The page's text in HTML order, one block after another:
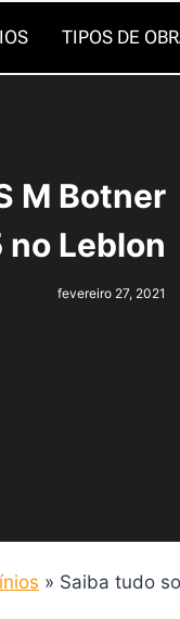
TIPOS DE
M Botner
no Leblon
fevereiro 27, 2021
» Saiba tudo